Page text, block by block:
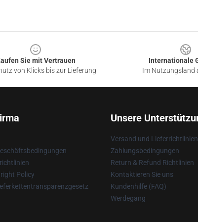
Sie mit Vertrauen
von Klicks bis zur Lieferung
Internationale
Im Nutzungsland
Policy
Unsere
Versand und Lieferrichtlinien
Zahlungsbedingungen
Return & Refund Richtlinien
Kontaktieren Sie uns
Kundenhilfe (FAQ)
Werdegang